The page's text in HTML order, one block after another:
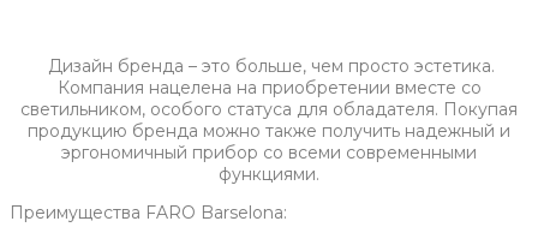
Дизайн бренда – это больше, чем просто эстетика.
Компания нацелена на приобретении вместе со
светильником, особого статуса для обладателя. Покупая
продукцию бренда можно также получить надежный и
эргономичный прибор со всеми современными
функциями.
Преимущества FARO Barselona: